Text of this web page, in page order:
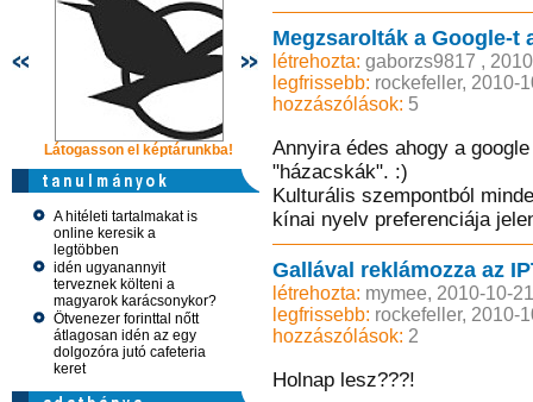
Látogasson el képtárunkba! Látogasson el képtárunkba!
A hitéleti tartalmakat is
online keresik a
legtöbben
idén ugyanannyit
terveznek költeni a
magyarok karácsonykor?
Ötvenezer forinttal nőtt
átlagosan idén az egy
dolgozóra jutó cafeteria
keret
Megzsarolták a Google-t
létrehozta: gaborzs9817 ,
legfrissebb: rockefeller, 2010-
hozzászólások: 5
Annyira édes ahogy a
"házacskák". :)
Kulturális szempontból
kínai nyelv preferenciája
Gallával reklámozza az
létrehozta: mymee, 2010-10-
legfrissebb: rockefeller, 2010-
hozzászólások: 2
Holnap lesz???!